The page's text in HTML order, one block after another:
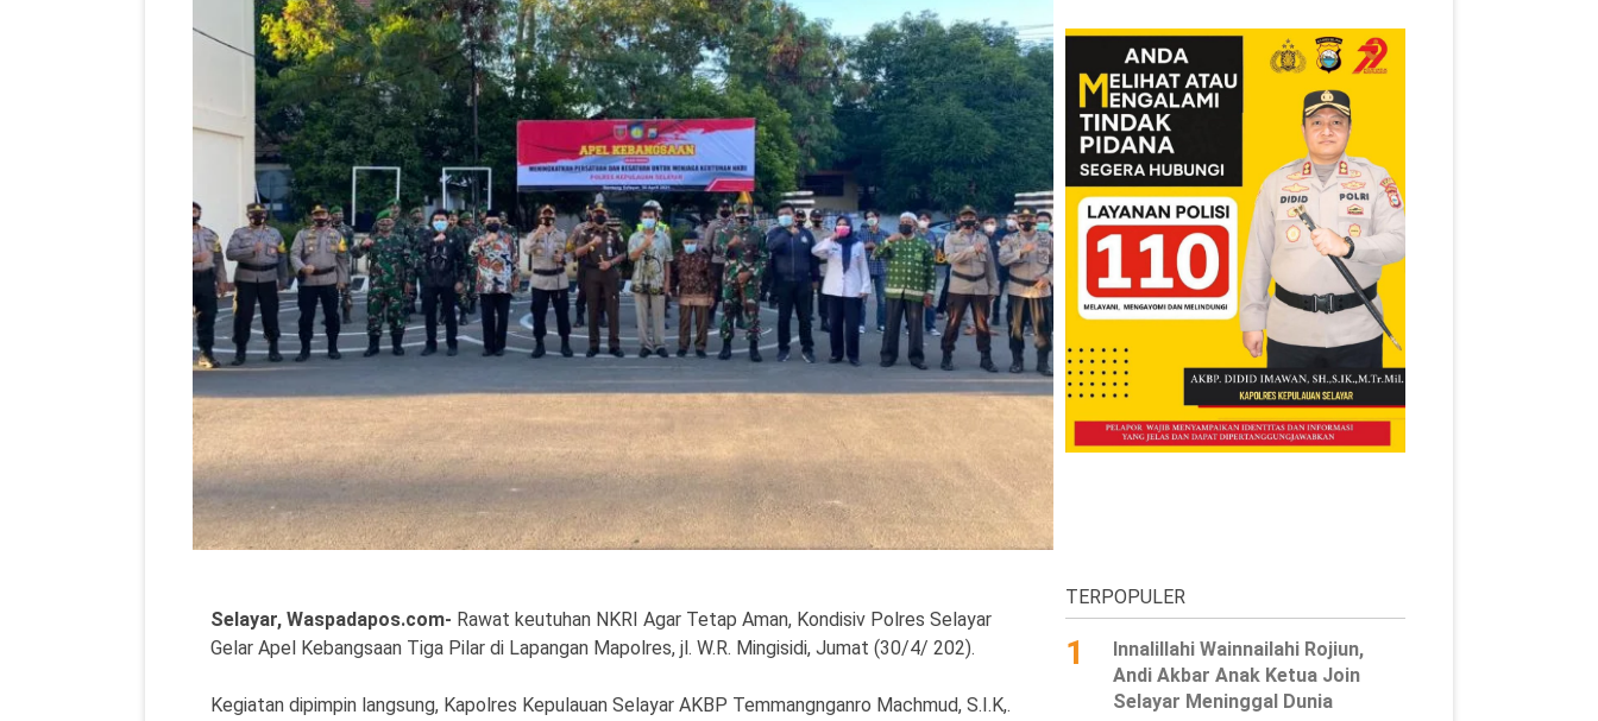
Selayar, Waspadapos.com- Rawat keutuhan NKRI Agar Tetap Aman, Kondisiv Polres Selayar
Gelar Apel Kebangsaan Tiga Pilar di Lapangan Mapolres, jl. W.R. Mingisidi, Jumat (30/4/ 202).
Kegiatan dipimpin langsung, Kapolres Kepulauan Selayar AKBP Temmangnganro Machmud, S.I.K,.
TERPOPULER
1
Innalillahi Wainnailahi Rojiun,
Andi Akbar Anak Ketua Join
Selayar Meninggal Dunia